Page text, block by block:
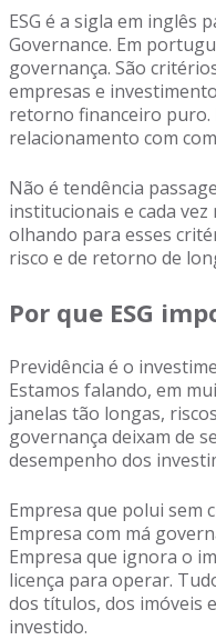
ESG é a sigla em inglês
Governance. Em
governança. São
empresas e
retorno financeiro puro.
relacionamento com
Não é tendência
institucionais e cada
olhando para esses
risco e de retorno de
Por que ESG
Previdência é o
Estamos falando, em
janelas tão longas,
governança deixam de
desempenho dos
Empresa que polui
Empresa com má
Empresa que ignora o
licença para operar.
dos títulos, dos imóveis
investido.